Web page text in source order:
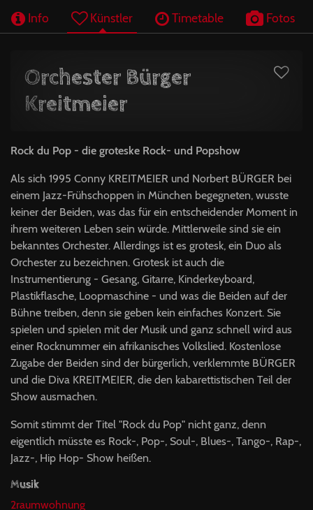
Info Künstler Timetable Fotos
Orchester Bürger
Kreitmeier
Rock du Pop - die groteske Rock- und Popshow
Als sich 1995 Conny KREITMEIER und Norbert BÜRGER bei
einem Jazz-Frühschoppen in München begegneten, wusste
keiner der Beiden, was das für ein entscheidender Moment in
ihrem weiteren Leben sein würde. Mittlerweile sind sie ein
bekanntes Orchester. Allerdings ist es grotesk, ein Duo als
Orchester zu bezeichnen. Grotesk ist auch die
Instrumentierung - Gesang, Gitarre, Kinderkeyboard,
Plastikflasche, Loopmaschine - und was die Beiden auf der
Bühne treiben, denn sie geben kein einfaches Konzert. Sie
spielen und spielen mit der Musik und ganz schnell wird aus
einer Rocknummer ein afrikanisches Volkslied. Kostenlose
Zugabe der Beiden sind der bürgerlich, verklemmte BÜRGER
und die Diva KREITMEIER, die den kabarettistischen Teil der
Show ausmachen.
Somit stimmt der Titel "Rock du Pop" nicht ganz, denn
eigentlich müsste es Rock-, Pop-, Soul-, Blues-, Tango-, Rap-,
Jazz-, Hip Hop- Show heißen.
Musik
2raumwohnung